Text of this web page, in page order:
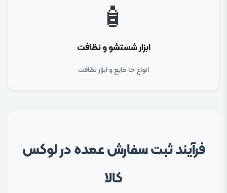
🧴
ابزار شستشو و نظافت
انواع جا مایع و ابزار نظافت
فرآیند ثبت سفارش عمده در لوکس
کالا